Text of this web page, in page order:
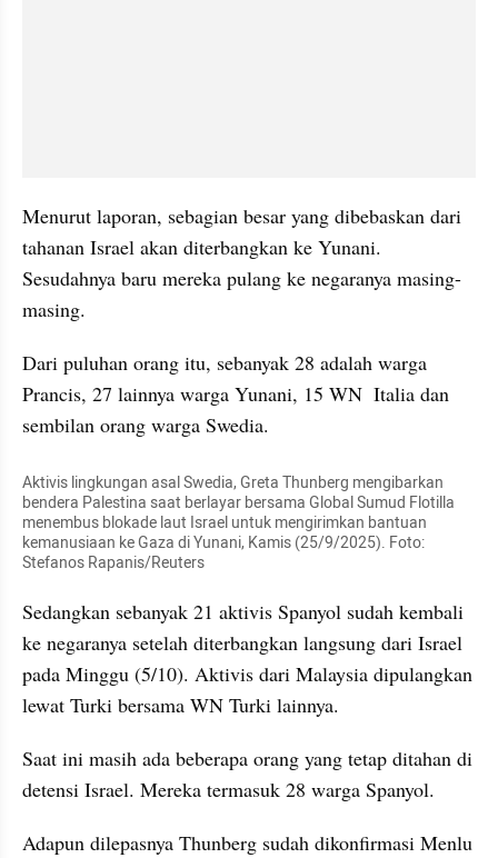
Menurut laporan, sebagian besar yang dibebaskan dari
tahanan Israel akan diterbangkan ke Yunani.
Sesudahnya baru mereka pulang ke negaranya masing-
masing.
Dari puluhan orang itu, sebanyak 28 adalah warga
Prancis, 27 lainnya warga Yunani, 15 WN  Italia dan
sembilan orang warga Swedia.
Aktivis lingkungan asal Swedia, Greta Thunberg mengibarkan
bendera Palestina saat berlayar bersama Global Sumud Flotilla
menembus blokade laut Israel untuk mengirimkan bantuan
kemanusiaan ke Gaza di Yunani, Kamis (25/9/2025). Foto:
Stefanos Rapanis/Reuters
Sedangkan sebanyak 21 aktivis Spanyol sudah kembali
ke negaranya setelah diterbangkan langsung dari Israel
pada Minggu (5/10). Aktivis dari Malaysia dipulangkan
lewat Turki bersama WN Turki lainnya.
Saat ini masih ada beberapa orang yang tetap ditahan di
detensi Israel. Mereka termasuk 28 warga Spanyol.
Adapun dilepasnya Thunberg sudah dikonfirmasi Menlu